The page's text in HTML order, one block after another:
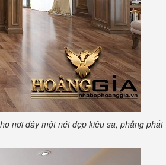
nơi đây một nét đẹp kiêu sa, phảng phất